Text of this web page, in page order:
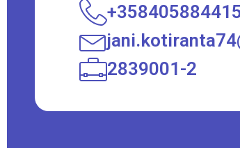
2839001-2